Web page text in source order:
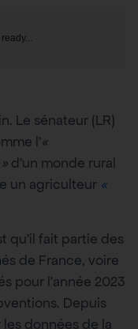
Le sénateur (LR)
l’«
» d’un monde rural
un agriculteur «
qu’il fait partie des
de France, voire
pour l’année 2023
Depuis
données de la